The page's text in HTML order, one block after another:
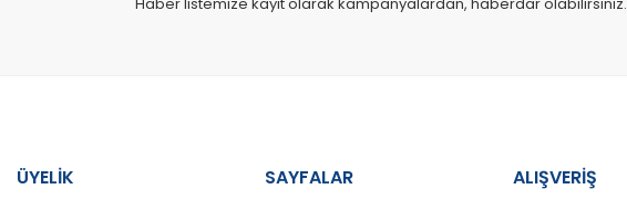
Ürün fiyatı diğer sitelerden daha pahalı.
Haber listemize kayıt olarak kampanyalardan, haberdar olabilirsiniz.
ÜYELİK SAYFALAR ALIŞVERİŞ